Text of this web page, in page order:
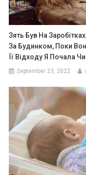
Зять Був На
За Будинком, Поки
Її Відходу Я Почала
September 23, 2022